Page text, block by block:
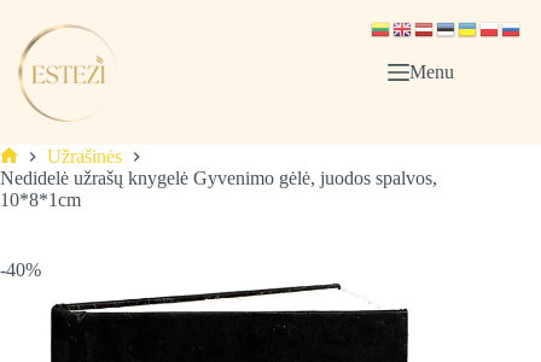
content
Menu
Pagrindinis
Užrašinės
Nedidelė užrašų knygelė Gyvenimo gėlė, juodos spalvos,
10*8*1cm
-40%